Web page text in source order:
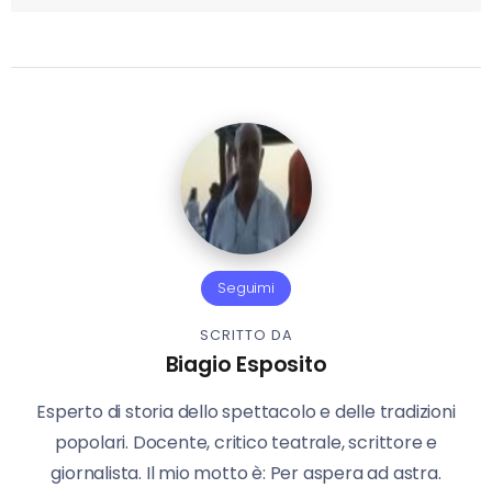
Seguimi
SCRITTO DA
Biagio Esposito
Esperto di storia dello spettacolo e delle tradizioni
popolari. Docente, critico teatrale, scrittore e
giornalista. Il mio motto è: Per aspera ad astra.